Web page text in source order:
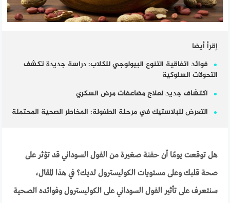
إقرأ أيضا
فوائد اتفاقية التنوع البيولوجي للكلاب: دراسة جديدة تكشف
التحولات السلوكية
اكتشاف جديد لعلاج مضاعفات مرض السكري
التعرض للبلاستيك في مرحلة الطفولة: المخاطر الصحية المحتملة
هل توقعت يومًا أن حفنة صغيرة من الفول السوداني قد تؤثر على
صحة قلبك وعلى مستويات الكوليسترول لديك؟ في هذا المقال،
سنتعرف على تأثير الفول السوداني على الكوليسترول وفوائده الصحية